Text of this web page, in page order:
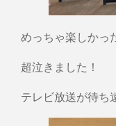
めっちゃ楽しかっ
超泣きました！
テレビ放送が待ち